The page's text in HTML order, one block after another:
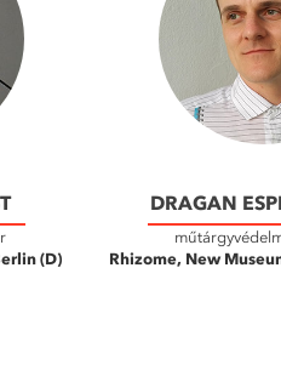
(D)
DRAGAN
Rhizome, New